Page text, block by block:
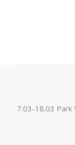
7.03-18.03 Park